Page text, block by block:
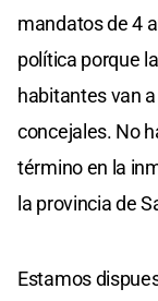
mandatos de 4
política porque
habitantes van
concejales. No
término en la
la provincia de
Estamos